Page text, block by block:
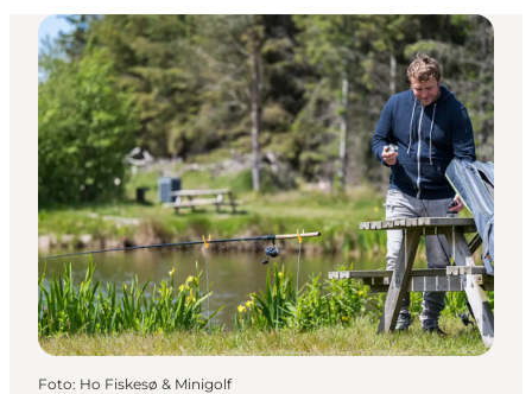
Foto: Ho Fiskesø & Minigolf